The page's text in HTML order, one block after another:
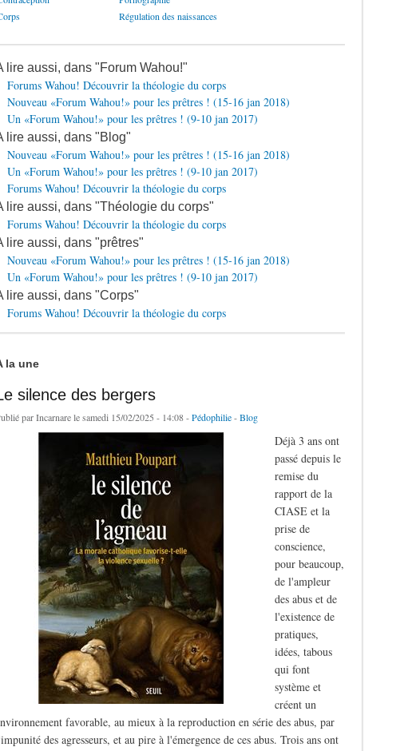
Régulation des naissances
lire aussi, dans "Forum Wahou!"
Forums Wahou! Découvrir la théologie du corps
Nouveau «Forum Wahou!» pour les prêtres ! (15-16 jan 2018)
Un «Forum Wahou!» pour les prêtres ! (9-10 jan 2017)
lire aussi, dans "Blog"
Nouveau «Forum Wahou!» pour les prêtres ! (15-16 jan 2018)
Un «Forum Wahou!» pour les prêtres ! (9-10 jan 2017)
Forums Wahou! Découvrir la théologie du corps
lire aussi, dans "Théologie du corps"
Forums Wahou! Découvrir la théologie du corps
lire aussi, dans "prêtres"
Nouveau «Forum Wahou!» pour les prêtres ! (15-16 jan 2018)
Un «Forum Wahou!» pour les prêtres ! (9-10 jan 2017)
lire aussi, dans "Corps"
Forums Wahou! Découvrir la théologie du corps
la une
silence des bergers
parIncarnarele samedi 15/02/2025 - 14:08 -Pédophilie-Blog
Déjà 3 ans ont
passé depuis le
remise du
rapport de la
CIASE et la
prise de
conscience,
pour beaucoup,
de l'ampleur
des abus et de
l'existence de
pratiques,
idées, tabous
qui font
système et
créent un
favorable, au mieux à la reproduction en série des abus, par
des agresseurs, et au pire à l'émergence de ces abus. Trois ans ont